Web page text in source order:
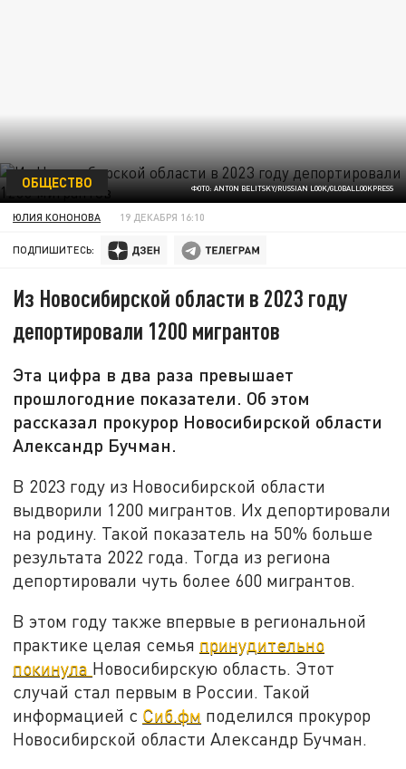
ФОТО: ANTON BELITSKY/RUSSIAN LOOK/GLOBALLOOKPRESS
ОБЩЕСТВО
ЮЛИЯ КОНОНОВА 19 ДЕКАБРЯ 16:10
ПОДПИШИТЕСЬ:
Из Новосибирской области в 2023 году
депортировали 1200 мигрантов
Эта цифра в два раза превышает
прошлогодние показатели. Об этом
рассказал прокурор Новосибирской области
Александр Бучман.
В 2023 году из Новосибирской области
выдворили 1200 мигрантов. Их депортировали
на родину. Такой показатель на 50% больше
результата 2022 года. Тогда из региона
депортировали чуть более 600 мигрантов.
В этом году также впервые в региональной
практике целая семья принудительно
покинула Новосибирскую область. Этот
случай стал первым в России. Такой
информацией с Сиб.фм поделился прокурор
Новосибирской области Александр Бучман.